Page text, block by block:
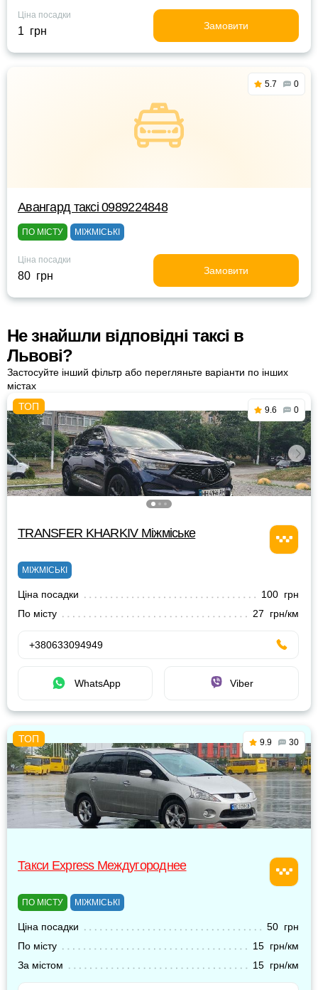
Ціна посадки
1 грн Замовити
5.7 0
Авангард таксі 0989224848
ПО МІСТУ МІЖМІСЬКІ
Ціна посадки
80 грн Замовити
Не знайшли відповідні таксі в
Львові?
Застосуйте інший фільтр або перегляньте варіанти по інших
містах
9.6 0
TRANSFER KHARKIV Міжміське
МІЖМІСЬКІ
Ціна посадки
100 грн
По місту
27 грн/км
+380633094949
WhatsApp Viber
9.9 30
Такси Express Междугороднее
ПО МІСТУ МІЖМІСЬКІ
Ціна посадки
50 грн
По місту
15 грн/км
За містом
15 грн/км